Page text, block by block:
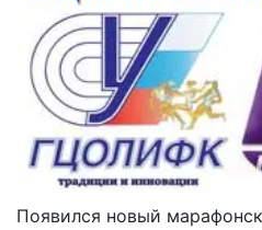
Появился новый